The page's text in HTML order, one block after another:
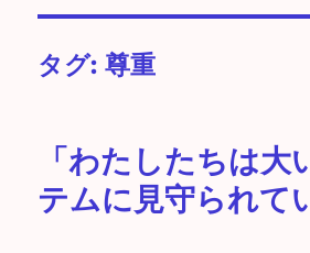
タグ:尊重
「わたしたちは大
テムに見守られて